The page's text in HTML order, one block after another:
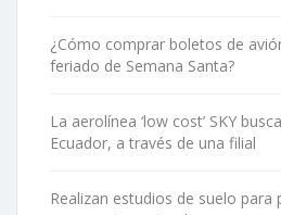
¿Cómo comprar boletos de
feriado de Semana Santa?
La aerolínea ‘low cost’ SKY
Ecuador, a través de una filial
Realizan estudios de suelo